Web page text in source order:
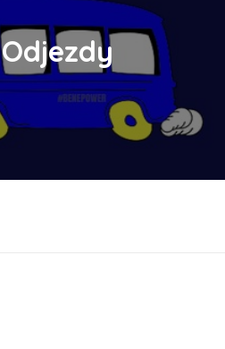
Odjezdy